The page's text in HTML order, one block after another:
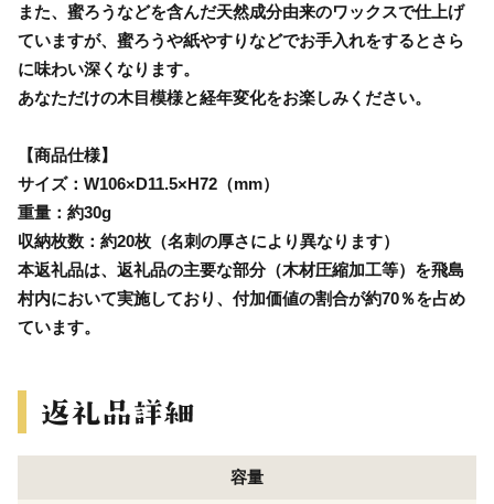
また、蜜ろうなどを含んだ天然成分由来のワックスで仕上げ
ていますが、蜜ろうや紙やすりなどでお手入れをするとさら
に味わい深くなります。
あなただけの木目模様と経年変化をお楽しみください。
【商品仕様】
サイズ：W106×D11.5×H72（mm）
重量：約30g
収納枚数：約20枚（名刺の厚さにより異なります）
本返礼品は、返礼品の主要な部分（木材圧縮加工等）を飛島
村内において実施しており、付加価値の割合が約70％を占め
ています。
容量